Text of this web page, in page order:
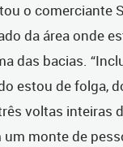
o comerciante
da área onde
das bacias.
estou de folga,
voltas inteiras
um monte de